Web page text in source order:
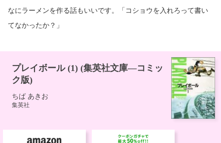
なにラーメンを作る話もいいです。「コショウを入れろって書い
てなかったか？」